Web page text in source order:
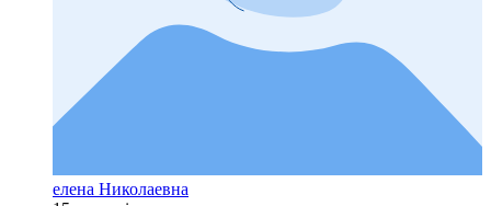
елена Николаевна